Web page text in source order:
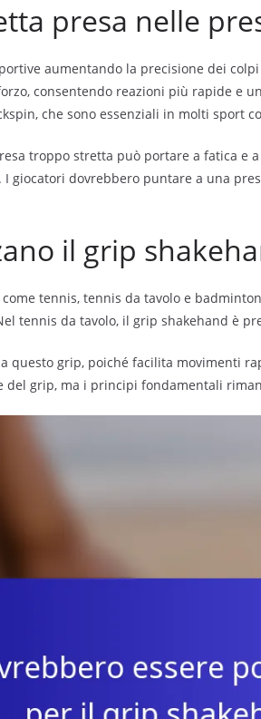
presa nelle
aumentando la precisione dei
consentendo reazioni più rapide e
che sono essenziali in molti sport
troppo stretta può portare a fatica
giocatori dovrebbero puntare a una
il grip
tennis, tennis da tavolo e
tennis da tavolo, il grip shakehand è
questo grip, poiché facilita movimenti
grip, ma i principi fondamentali